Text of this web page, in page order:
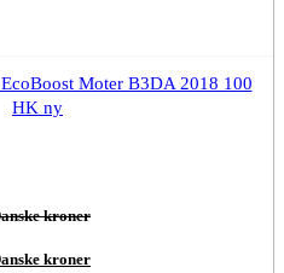
Moter B3DA 2018 100
HK ny
kroner
kroner